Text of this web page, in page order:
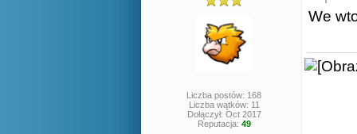
Liczba postów: 168
Liczba wątków: 11
Dołączył: Oct 2017
Reputacja: 49
We